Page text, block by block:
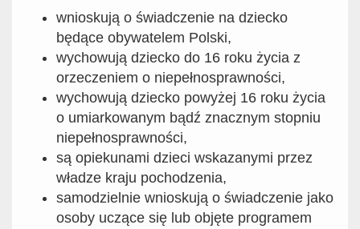
wnioskują o świadczenie na dziecko
będące obywatelem Polski,
wychowują dziecko do 16 roku życia z
orzeczeniem o niepełnosprawności,
wychowują dziecko powyżej 16 roku życia
o umiarkowanym bądź znacznym stopniu
niepełnosprawności,
są opiekunami dzieci wskazanymi przez
władze kraju pochodzenia,
samodzielnie wnioskują o świadczenie jako
osoby uczące się lub objęte programem